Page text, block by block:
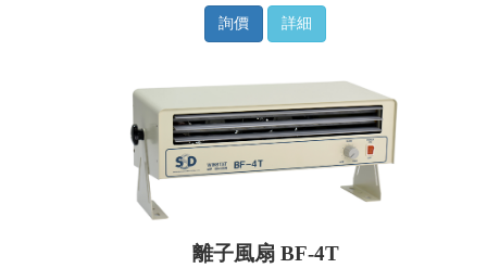
詢價 詳細
離子風扇 BF-4T